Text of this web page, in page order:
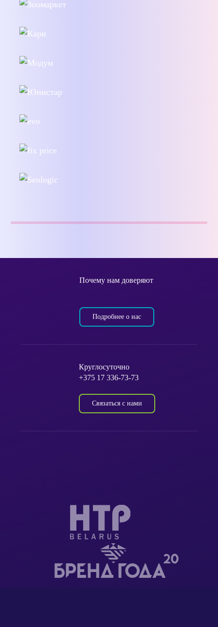
Почему нам доверяют
Подробнее о нас
Круглосуточно
+375 17 336-73-73
Связаться с нами